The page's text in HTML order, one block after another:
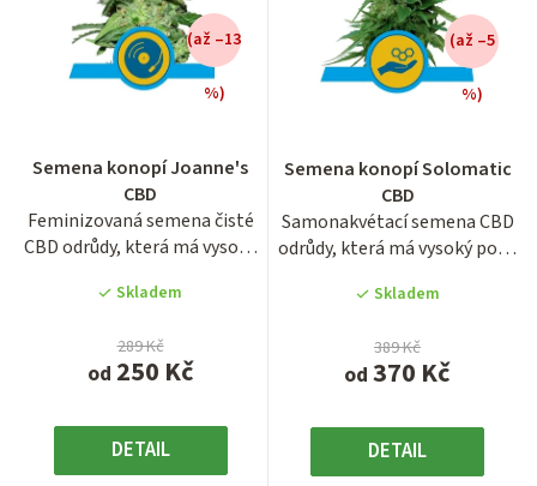
k
Semena konopí Joanne's
CBD
Feminizovaná semena čisté
CBD odrůdy, která má vysoký
Skladem
od 250 Kč
289 Kč
(až –13
%)
DETAIL
produktu
je
3,9
z
hvězdiček.
Semena konopí Solomatic
CBD
Samonakvétací semena CBD
odrůdy, která má vysoký podíl
Skladem
od 370 Kč
389 Kč
(až –5
%)
DETAIL
produktu
je
3,9
z
hvězdiček.